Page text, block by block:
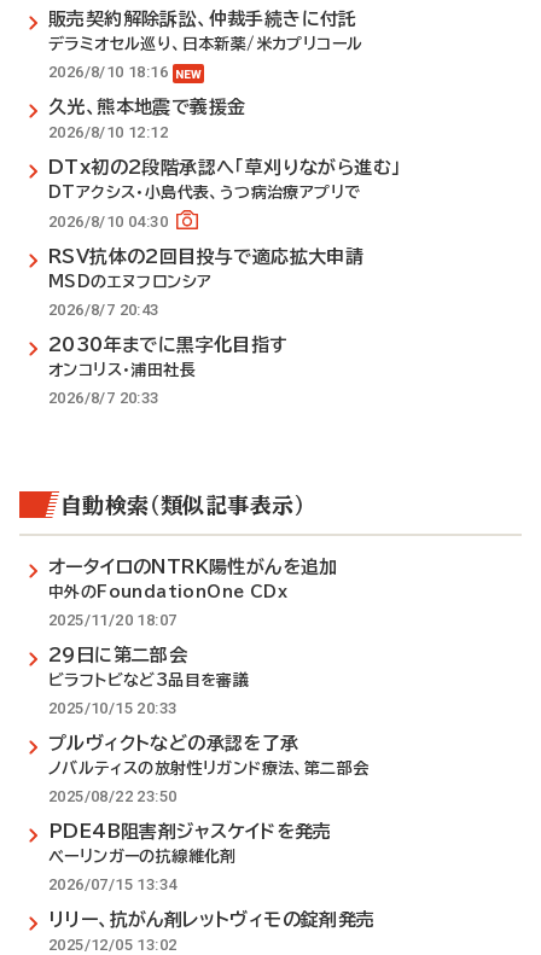
販売契約解除訴訟、仲裁手続きに付託
デラミオセル巡り、日本新薬/米カプリコール
2026/8/10 18:16
久光、熊本地震で義援金
2026/8/10 12:12
DTx初の2段階承認へ「草刈りながら進む」
DTアクシス・小島代表、うつ病治療アプリで
2026/8/10 04:30
RSV抗体の2回目投与で適応拡大申請
MSDのエヌフロンシア
2026/8/7 20:43
2030年までに黒字化目指す
オンコリス・浦田社長
2026/8/7 20:33
自動検索（類似記事表示）
オータイロのNTRK陽性がんを追加
中外のFoundationOne CDx
2025/11/20 18:07
29日に第二部会
ビラフトビなど3品目を審議
2025/10/15 20:33
プルヴィクトなどの承認を了承
ノバルティスの放射性リガンド療法、第二部会
2025/08/22 23:50
PDE4B阻害剤ジャスケイドを発売
べーリンガーの抗線維化剤
2026/07/15 13:34
リリー、抗がん剤レットヴィモの錠剤発売
2025/12/05 13:02